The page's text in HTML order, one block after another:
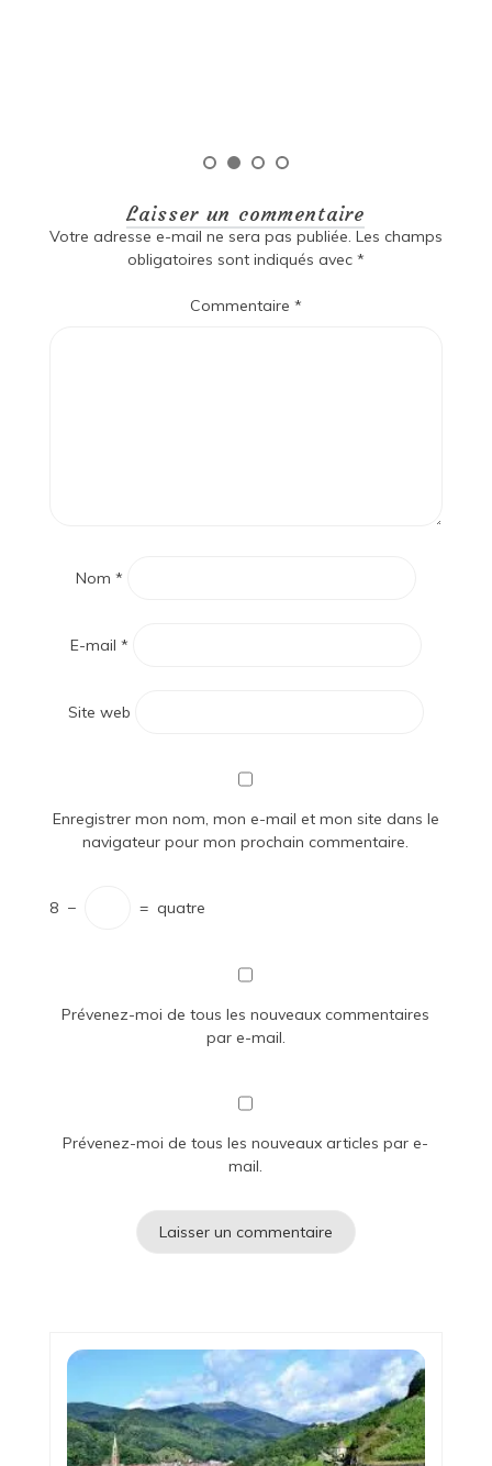
Laisser un commentaire
Votre adresse e-mail ne sera pas publiée. Les champs
obligatoires sont indiqués avec *
Commentaire *
Nom *
E-mail *
Site web
Enregistrer mon nom, mon e-mail et mon site dans le
navigateur pour mon prochain commentaire.
8 − = quatre
Prévenez-moi de tous les nouveaux commentaires
par e-mail.
Prévenez-moi de tous les nouveaux articles par e-
mail.